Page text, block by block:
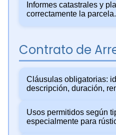
Informes catastrales y
correctamente la parcela.
Contrato de
Cláusulas obligatorias:
descripción, duración,
Usos permitidos según
especialmente para